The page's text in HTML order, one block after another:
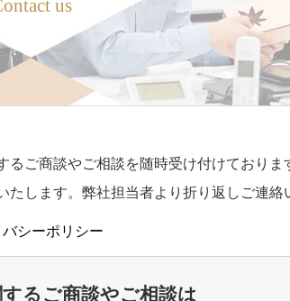
us
ご商談やご相談を随時受け付けておりま
します。弊社担当者より折り返しご連絡
シーポリシー
るご商談やご相談は